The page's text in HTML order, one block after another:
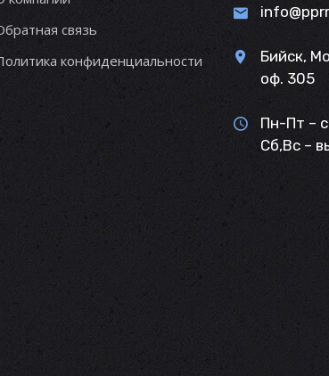
связь
конфиденциальности
Бийск,
оф. 305
Пн-Пт –
Сб,Вс –